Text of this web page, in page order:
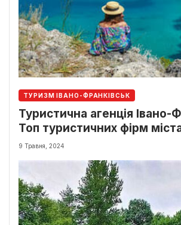
ТУРИЗМ ІВАНО-ФРАНКІВСЬК
Туристична агенція Івано-
Топ туристичних фірм
9 Травня, 2024